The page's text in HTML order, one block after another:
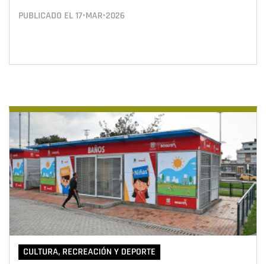
PUBLICADO EL17•MAR•2026
CULTURA, RECREACIÓN Y DEPORTE